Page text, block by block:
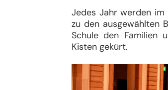
Jedes Jahr werden
zu den ausgewählten
Schule den Familien
Kisten gekürt.